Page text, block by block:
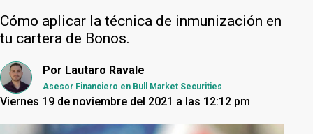
Cómo aplicar la técnica de inmunización en
tu cartera de Bonos.
Por Lautaro Ravale
Asesor Financiero en Bull Market Securities
Viernes 19 de noviembre del 2021 a las 12:12 pm